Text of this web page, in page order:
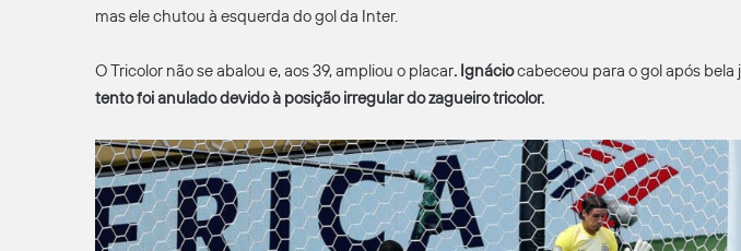
mas ele chutou à esquerda do gol da Inter.
O Tricolor não se abalou e, aos 39, ampliou o placar. Ignáciocabeceou para o gol após bela
tento foi anulado devido à posição irregular do zagueiro tricolor.